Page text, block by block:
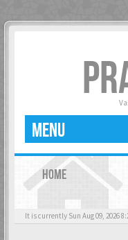
MENU
HOME
It is currently Sun Aug 09, 2026